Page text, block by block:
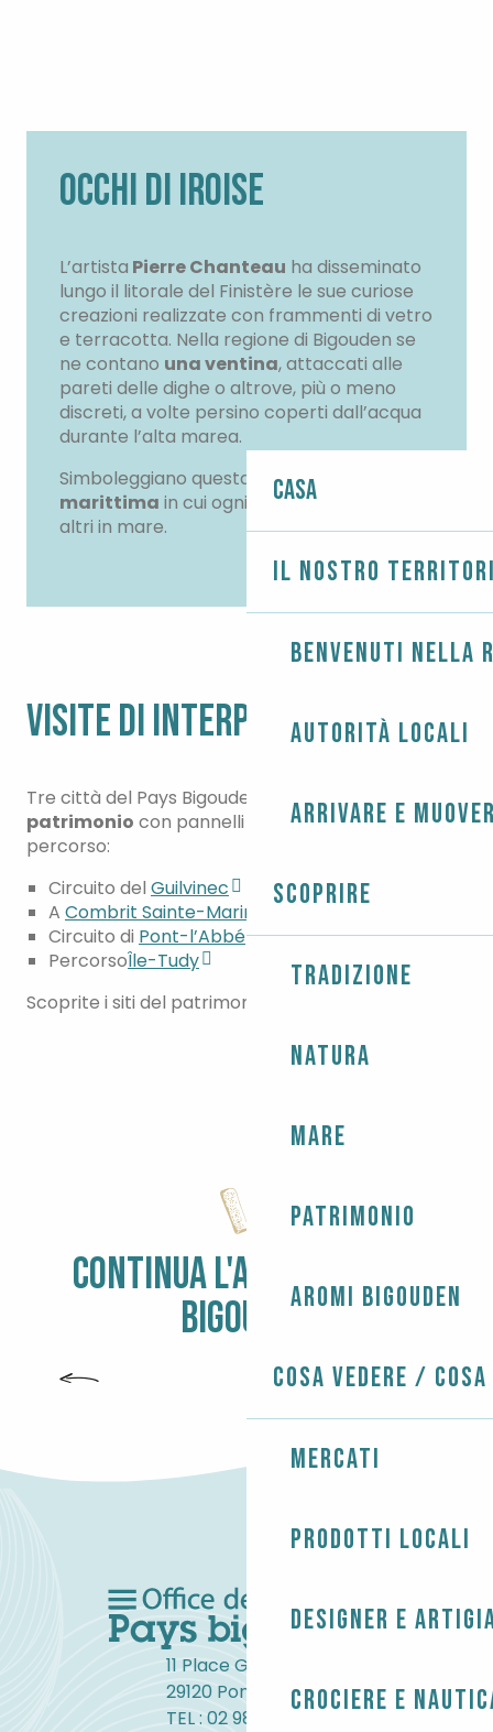
Casa
Il nostro
Benvenuti nella
Autorità locali
Arrivare e
Scoprire
Tradizione
Natura
Mare
Patrimonio
Aromi Bigouden
Cosa vedere /
Mercati
Prodotti locali
Designer e
Crociere e
OCCHI DI IROISE
L’artista Pierre Chanteau ha disseminato
lungo il litorale del Finistère le sue curiose
creazioni realizzate con frammenti di vetro
e terracotta. Nella regione di Bigouden se
ne contano una ventina, attaccati alle
pareti delle dighe o altrove, più o meno
discreti, a volte persino coperti dall’acqua
durante l’alta marea.
Simboleggiano questa
solidarietà
marittima in cui ogni marinaio veglia sugli
altri in mare.
VISITE DI INTERPRETAZIONE
Tre città del Pays Bigouden hanno unsentiero del
patrimonio con pannelli interpretativi lungo il
percorso:
Circuito del Guilvinec
A Combrit Sainte-Marine
Circuito di Pont-l’Abbé
PercorsoÎle-Tudy
Scoprite i siti del patrimonio
CONTINUA L'AVVENTURA DI
BIGOUDEN
RISTORANTI
11 Place Gambetta
29120 Pont-l'Abbé
TEL : 02 98 82 37 99